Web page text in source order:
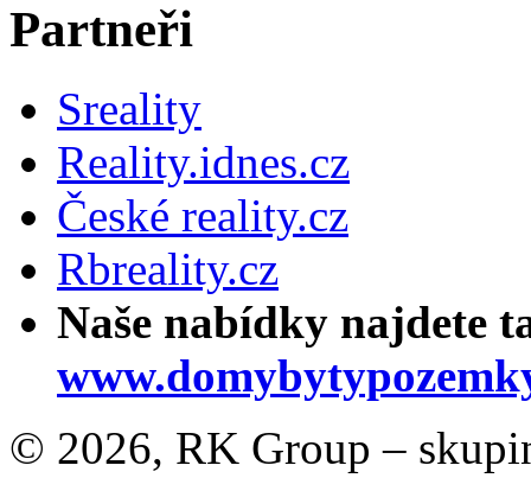
Partneři
Sreality
Reality.idnes.cz
České reality.cz
Rbreality.cz
Naše nabídky najdete
© 2026, RK Group –